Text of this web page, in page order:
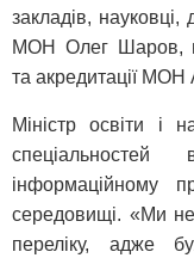
закладів,
МОН Олег Шаров,
та акредитації
Міністр освіти і
інформаційному
середовищі. «Ми не
переліку, адже